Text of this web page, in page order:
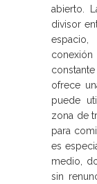
abierto.
divisor
ofrece
puede
zona de
para
es
medio,
sin